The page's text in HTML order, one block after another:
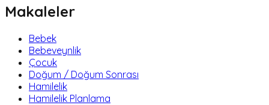
Makaleler
Bebek
Bebeveynlik
Çocuk
Doğum / Doğum Sonrası
Hamilelik
Hamilelik Planlama